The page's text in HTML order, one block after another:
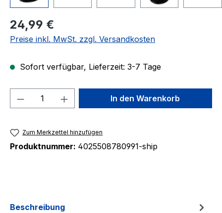
Regulärer Preis:
24,99 €
Preise inkl. MwSt. zzgl. Versandkosten
Sofort verfügbar, Lieferzeit: 3-7 Tage
Produkt Anzahl: Gib denIn den Warenkorb
Zum Merkzettel hinzufügen
Produktnummer: 4025508780991-ship
Beschreibung